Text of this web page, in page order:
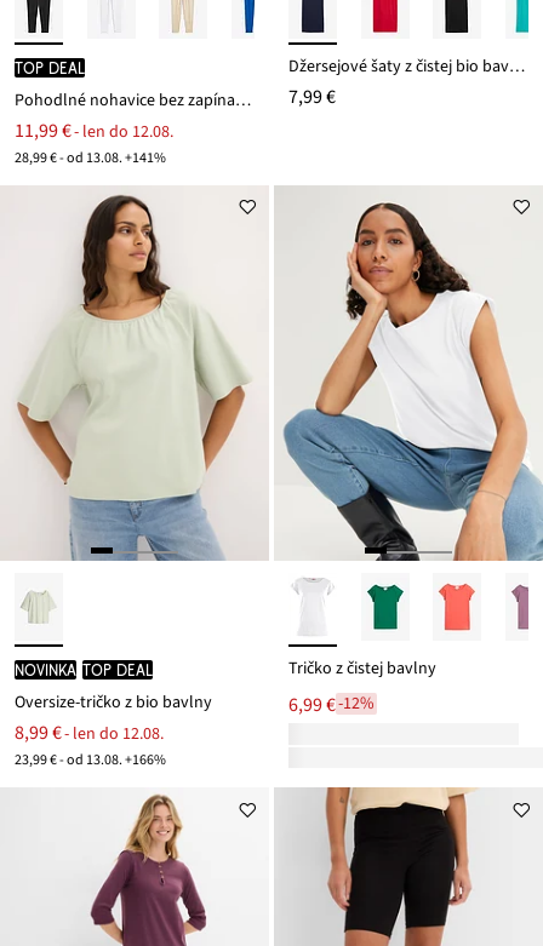
TOP DEAL
Pohodlné nohavice bez zapínania Punto di Roma
11,99 €- len do 12.08.
28,99 € - od 13.08. +141%
Džersejové šaty z čistej bio bavlny
7,99 €
novinka TOP DEAL
Oversize-tričko z bio bavlny
8,99 €- len do 12.08.
23,99 € - od 13.08. +166%
Tričko z čistej bavlny
6,99 €-12%